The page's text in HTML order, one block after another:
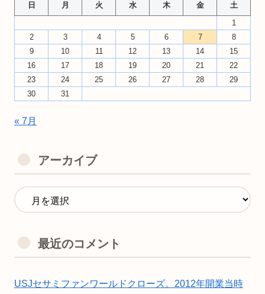
日 月 火 水 木 金
土
1
2
3 4 5 6 7
8
9
10 11 12 13 14
15
16
17 18 19 20 21
22
23
24 25 26 27 28
29
30
31
« 7月
アーカイブ
最近のコメント
USJセサミファンワールドクローズ。2012年開業当時